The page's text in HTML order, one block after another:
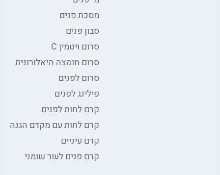
מסכת פנים
סבון פנים
סרום ויטמין C
סרום חומצה היאלורונית
סרום לפנים
פילינג לפנים
קרם לחות לפנים
קרם לחות עם מקדם הגנה
קרם עיניים
קרם פנים לעור שומני